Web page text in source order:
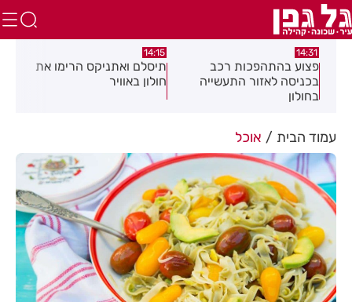
14:31
פצוע בהתהפכות רכב
בכניסה לאזור התעשייה
בחולון
14:15
תיסלם ואתניקס הרימו את
חולון באוויר
עמוד הבית אוכל